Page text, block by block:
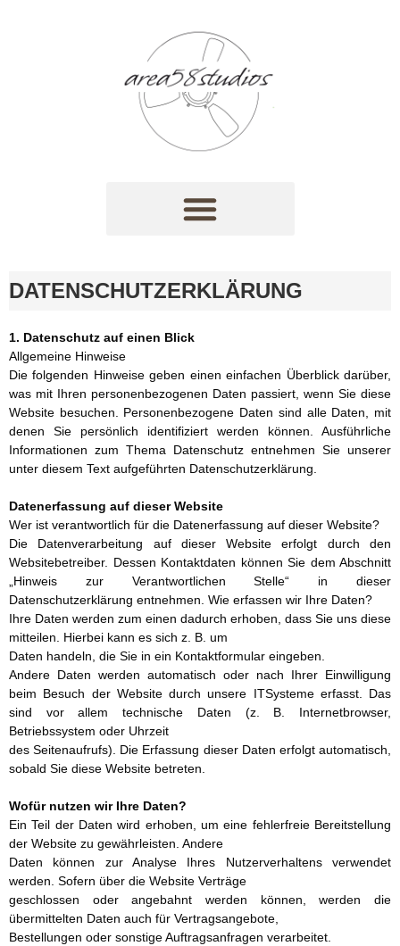
DATENSCHUTZERKLÄRUNG
1. Datenschutz auf einen Blick
Allgemeine Hinweise
Die folgenden Hinweise geben einen einfachen Überblick darüber,
was mit Ihren personenbezogenen Daten passiert, wenn Sie diese
Website besuchen. Personenbezogene Daten sind alle Daten, mit
denen Sie persönlich identifiziert werden können. Ausführliche
Informationen zum Thema Datenschutz entnehmen Sie unserer
unter diesem Text aufgeführten Datenschutzerklärung.
Datenerfassung auf dieser Website
Wer ist verantwortlich für die Datenerfassung auf dieser Website?
Die Datenverarbeitung auf dieser Website erfolgt durch den
Websitebetreiber. Dessen Kontaktdaten können Sie dem Abschnitt
„Hinweis zur Verantwortlichen Stelle“ in dieser
Datenschutzerklärung entnehmen. Wie erfassen wir Ihre Daten?
Ihre Daten werden zum einen dadurch erhoben, dass Sie uns diese
mitteilen. Hierbei kann es sich z. B. um
Daten handeln, die Sie in ein Kontaktformular eingeben.
Andere Daten werden automatisch oder nach Ihrer Einwilligung
beim Besuch der Website durch unsere ITSysteme erfasst. Das
sind vor allem technische Daten (z. B. Internetbrowser,
Betriebssystem oder Uhrzeit
des Seitenaufrufs). Die Erfassung dieser Daten erfolgt automatisch,
sobald Sie diese Website betreten.
Wofür nutzen wir Ihre Daten?
Ein Teil der Daten wird erhoben, um eine fehlerfreie Bereitstellung
der Website zu gewährleisten. Andere
Daten können zur Analyse Ihres Nutzerverhaltens verwendet
werden. Sofern über die Website Verträge
geschlossen oder angebahnt werden können, werden die
übermittelten Daten auch für Vertragsangebote,
Bestellungen oder sonstige Auftragsanfragen verarbeitet.